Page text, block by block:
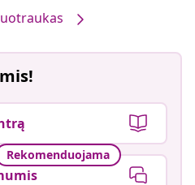
Rekomenduojama